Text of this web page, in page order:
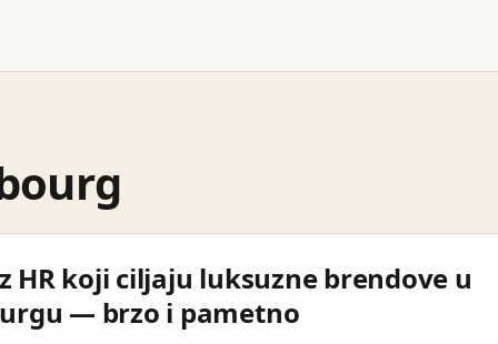
HR koji ciljaju luksuzne brendove u
— brzo i pametno